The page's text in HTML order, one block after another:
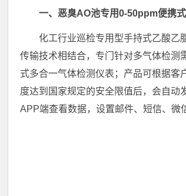
一、恶臭AO池专用0-50ppm便携
化工行业巡检专用型手持式乙酸乙
传输技术相结合，专门针对多气体检测
式多合一气体检测仪表；产品可根据客
度达到国家规定的安全限值后，会自动
APP端查看数据，设置邮件、短信、微